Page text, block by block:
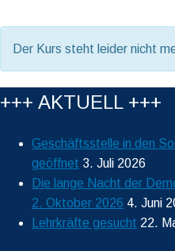
Der Kurs steht leider nicht
+++ AKTUELL +++
Geschäftsstelle in den
geöffnet 3. Juli 2026
Die lange Nacht der
2. Oktober 2026 4. Juni
Lehrkräfte gesucht 22.